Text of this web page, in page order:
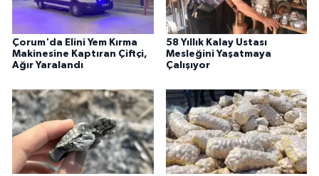
Çorum'da Elini Yem Kırma
Makinesine Kaptıran Çiftçi,
Ağır Yaralandı
58 Yıllık Kalay Ustası
Mesleğini Yaşatmaya
Çalışıyor